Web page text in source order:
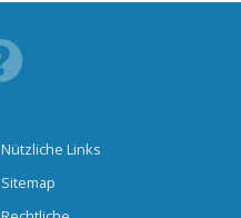
Nützliche Links
Sitemap